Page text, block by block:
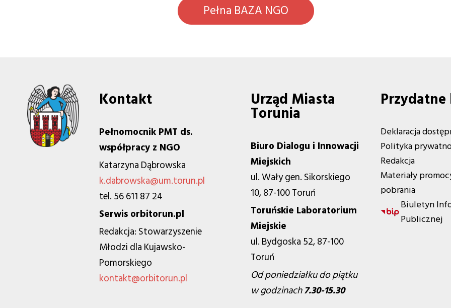
Pełna BAZA NGO
Kontakt
Pełnomocnik PMT ds.
współpracy z NGO
Katarzyna Dąbrowska
k.dabrowska@um.torun.pl
tel. 56 611 87 24
Serwis orbitorun.pl
Redakcja: Stowarzyszenie
Młodzi dla Kujawsko-
Pomorskiego
kontakt@orbitorun.pl
Urząd Miasta
Torunia
Biuro Dialogu i Innowacji
Miejskich
ul. Wały gen. Sikorskiego
10, 87-100 Toruń
Toruńskie Laboratorium
Miejskie
ul. Bydgoska 52, 87-100
Toruń
Od poniedziałku do piątku
w godzinach7.30-15.30
Deklaracja
Polityka
Redakcja
Materiały
pobrania
Biuletyn
Publicznej